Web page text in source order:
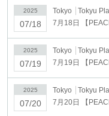
■ Hours
11:00-21:00 (※May change
■ Venue
Tokyu Plaza Harajuku
About
■ sale schedule
2025
07/18
Tokyo
Tokyu Plaza
2025
07/19
Tokyo
Tokyu Plaza
2025
07/20
Tokyo
Tokyu Plaza